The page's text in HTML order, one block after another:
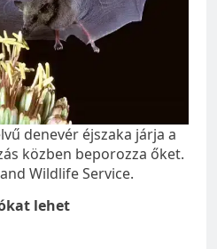
denevér éjszaka járja a
közben beporozza őket.
Wildlife Service.
lehet